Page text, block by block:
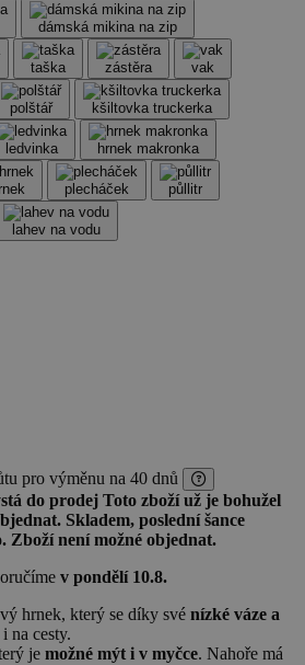
dámská mikina na zip
taška zástěra vak
polštář kšiltovka truckerka
ledvinka hrnek makronka
plecháček půllitr
lahev na vodu
pro výměnu na 40 dnů
do prodej Toto zboží už je bohužel
Skladem, poslední šance
Zboží není možné objednat.
v pondělí 10.8.
hrnek, který se díky své nízké váze a
na cesty.
je možné mýt i v myčce. Nahoře má